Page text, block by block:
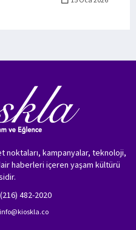
kampanyalar, teknoloji,
haberleri içeren yaşam kültürü
482-2020
info@kioskla.co